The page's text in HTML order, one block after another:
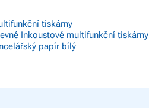
tiskárny
Inkoustové multifunkční tiskárny
papír bílý